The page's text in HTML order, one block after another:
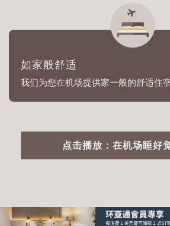
如家般舒适
我们为您在机场提供家一般的舒适住宿
点击播放：在机场睡好